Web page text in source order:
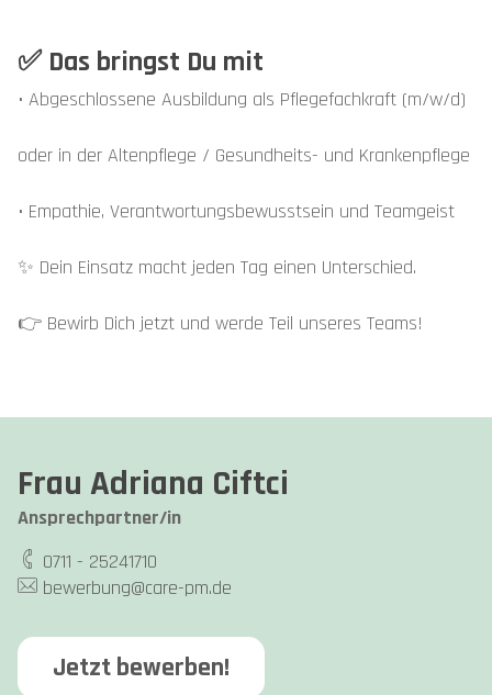
✅ Das bringst Du mit
• Abgeschlossene Ausbildung als Pflegefachkraft (m/w/d)
oder in der Altenpflege / Gesundheits- und Krankenpflege
• Empathie, Verantwortungsbewusstsein und Teamgeist
✨ Dein Einsatz macht jeden Tag einen Unterschied.
👉 Bewirb Dich jetzt und werde Teil unseres Teams!
Frau Adriana Ciftci
Ansprechpartner/in
0711 - 25241710
bewerbung@care-pm.de
Jetzt bewerben!